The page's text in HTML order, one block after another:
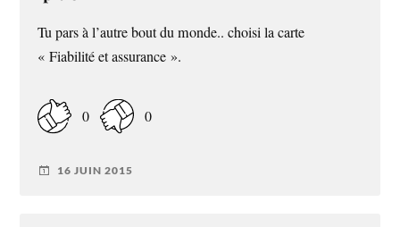
Tu pars à l’autre bout du monde.. choisi la carte
« Fiabilité et assurance ».
0 0
16 JUIN 2015